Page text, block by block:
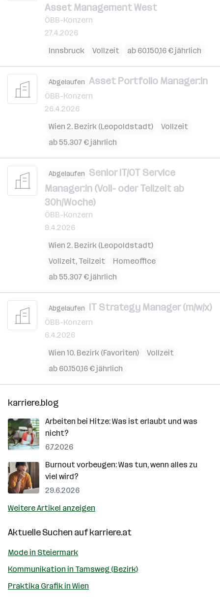
Asset Management West
ÖBB-Konzern
27.4.2026
Innsbruck
Vollzeit ab 60.150,16 € jährlich
Abgelaufen Asset Portfolio Manager:in
ÖBB-Konzern
26.4.2026
Wien 2. Bezirk (Leopoldstadt)
Vollzeit
ab 55.307 € jährlich
Abgelaufen Senior IT/OT Service
Manager:in (Voll- oder Teilzeit ab
30h/Woche)
ÖBB-Konzern
9.4.2026
Wien 2. Bezirk (Leopoldstadt)
Vollzeit, Teilzeit
Homeoffice
ab 55.307 € jährlich
Abgelaufen IT Strategy Manager (m/w/x)
ÖBB-Konzern
6.4.2026
Wien 10. Bezirk (Favoriten)
Vollzeit
ab 60.150,16 € jährlich
karriere.blog
Arbeiten bei Hitze: Was ist erlaubt und was
nicht?
6.7.2026
Burnout vorbeugen: Was tun, wenn alles zu
viel wird?
29.6.2026
Weitere Artikel anzeigen
Aktuelle Suchen aufkarriere.at
Mode in Steiermark
Kommunikation in Tamsweg (Bezirk)
Praktika Grafik in Wien